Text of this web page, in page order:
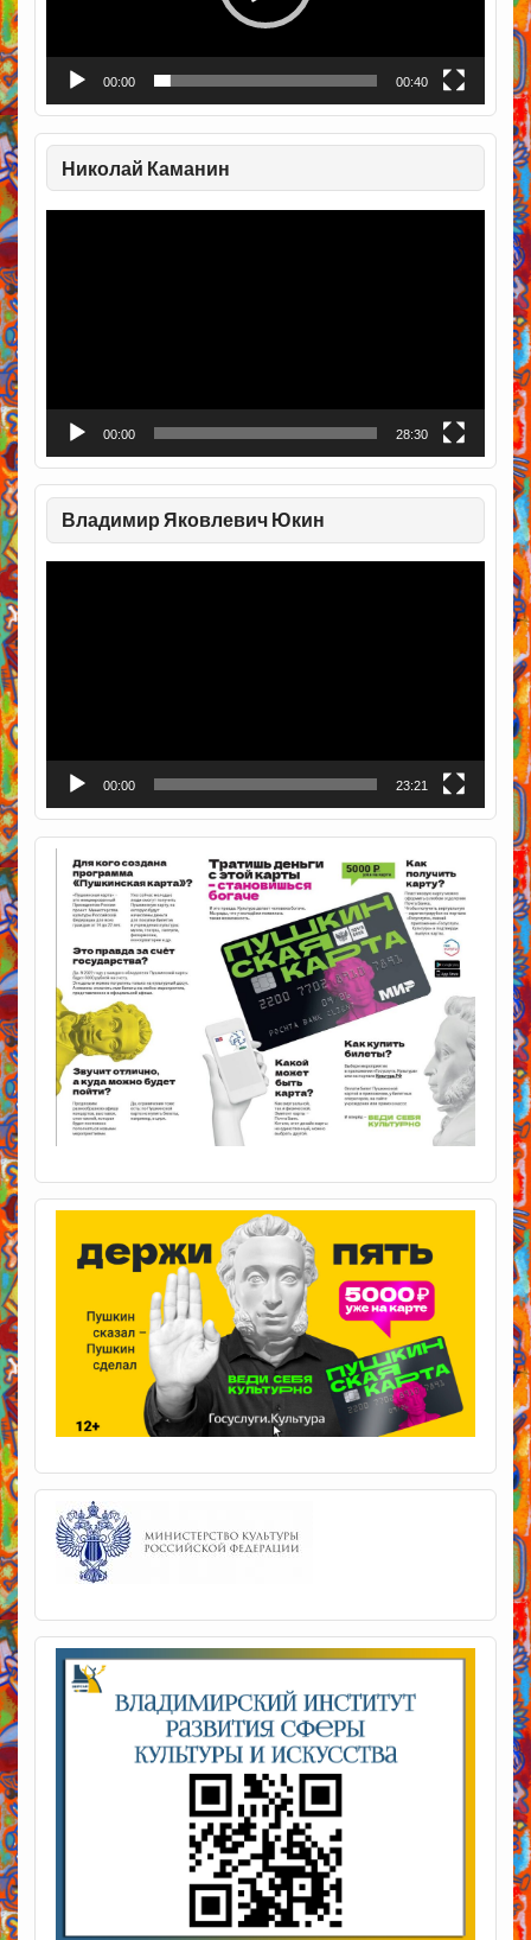
00:00 00:40
Николай Каманин
Видеоплеер
00:00 28:30
Владимир Яковлевич Юкин
Видеоплеер
00:00 23:21